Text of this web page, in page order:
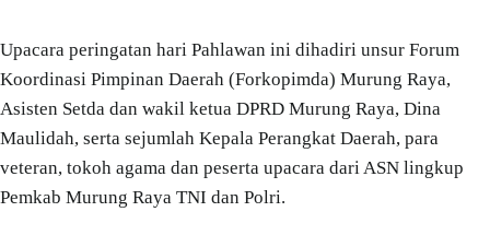
Upacara peringatan hari Pahlawan ini dihadiri unsur Forum
Koordinasi Pimpinan Daerah (Forkopimda) Murung Raya,
Asisten Setda dan wakil ketua DPRD Murung Raya, Dina
Maulidah, serta sejumlah Kepala Perangkat Daerah, para
veteran, tokoh agama dan peserta upacara dari ASN lingkup
Pemkab Murung Raya TNI dan Polri.